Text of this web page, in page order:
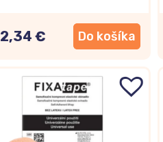
2,34 € Do košíka